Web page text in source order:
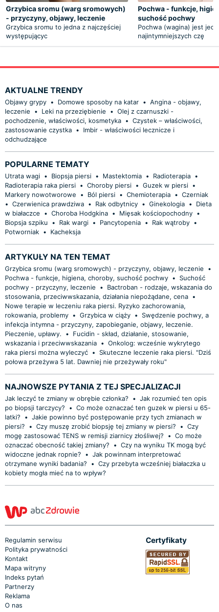
Grzybica sromu (warg sromowych)
- przyczyny, objawy, leczenie
Grzybica sromu to jedna z najczęściej
występującyc
Pochwa - funkcje,
suchość pochwy
Pochwa (wagina) jest
najintymniejszych czę
AKTUALNE TRENDY
Objawy grypy • Domowe sposoby na katar • Angina - objawy,
leczenie
• Leki na przeziębienie • Olej z czarnuszki -
pochodzenie, właściwości, kosmetyka • Czystek – właściwości,
zastosowanie czystka •
Imbir - właściwości lecznicze i
odchudzające
POPULARNE TEMATY
Utrata wagi • Biopsja piersi • Mastektomia • Radioterapia •
Radioterapia raka piersi • Choroby piersi • Guzek w piersi •
Markery nowotworowe
• Ból piersi • Chemioterapia • Czerniak
• Czerwienica prawdziwa • Rak odbytnicy • Ginekologia •
Dieta
w białaczce
• Choroba Hodgkina • Mięsak kościopochodny •
Biopsja szpiku
• Rak wargi • Pancytopenia • Rak wątroby •
Potworniak • Kacheksja
ARTYKUŁY NA TEN TEMAT
Grzybica sromu (warg sromowych) - przyczyny, objawy, leczenie
•
Pochwa - funkcje, higiena, choroby, suchość pochwy •
Suchość
pochwy - przyczyny, leczenie
•
Bactroban - rodzaje, wskazania do
stosowania, przeciwwskazania, działania niepożądane, cena •
Nowe terapie w leczeniu raka piersi. Ryzyko zachorowania,
rokowania, problemy • Grzybica w ciąży •
Swędzenie pochwy, a
infekcja intymna - przyczyny, zapobieganie, objawy, leczenie.
Pieczenie, upławy.
•
Fucidin - skład, działanie, stosowanie,
wskazania i przeciwwskazania • Onkolog: wcześnie wykrytego
raka piersi można wyleczyć •
Skuteczne leczenie raka piersi. "Dziś
połowa przeżywa 5 lat. Dawniej nie przeżywały roku"
NAJNOWSZE PYTANIA Z TEJ SPECJALIZACJI
Jak leczyć te zmiany w obrębie członka? • Jak rozumieć ten opis
po biopsji tarczycy?
• Co może oznaczać ten guzek w piersi u 65-
latki?
• Jakie powinno być postępowanie przy tych zmianach w
piersi?
• Czy muszę zrobić biopsję tej zmiany w piersi? • Czy
mogę zastosować TENS w remisji ziarnicy złośliwej?
• Co może
oznaczać obecność takiej zmiany?
• Czy na wyniku TK mogą być
widoczne jednak ropnie?
• Jak powinnam interpretować
otrzymane wyniki badania?
• Czy przebyta wcześniej białaczka u
kobiety mogła mieć na to wpływ?
Regulamin serwisu
Polityka prywatności
Kontakt
Mapa witryny
Indeks pytań
Partnerzy
Reklama
O nas
Certyfikaty